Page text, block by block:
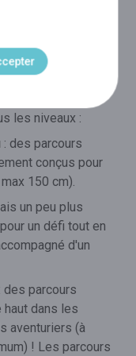
arbres
sécurisés
les niveaux :
: des parcours
conçus pour
150 cm).
un peu plus
un défi tout en
d'un
: des parcours
dans les
aventuriers (à
! Les parcours